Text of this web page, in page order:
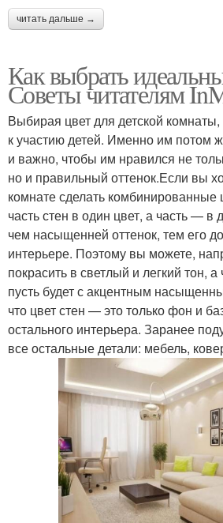
читать дальше →
Как выбрать
Советы читателям
Выбирая цвет для детской
к участию детей. Именно им потом
и важно, чтобы им нравился не
но и правильный оттенок.Если вы
комнате сделать комбинированные
часть стен в один цвет, а часть — в
чем насыщенней оттенок, тем его
интерьере. Поэтому вы можете,
покрасить в светлый и легкий тон, а
пусть будет с акцентным
что цвет стен — это только фон и
остального интерьера. Заранее
все остальные детали: мебель,